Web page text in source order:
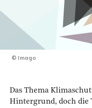
© Imago
Das Thema
Hintergrund, doch die